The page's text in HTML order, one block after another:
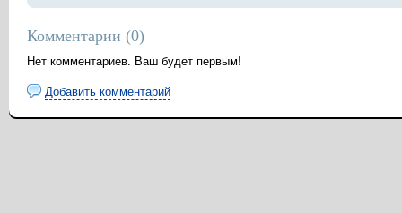
Комментарии (0)
Нет комментариев. Ваш будет первым!
Добавить комментарий